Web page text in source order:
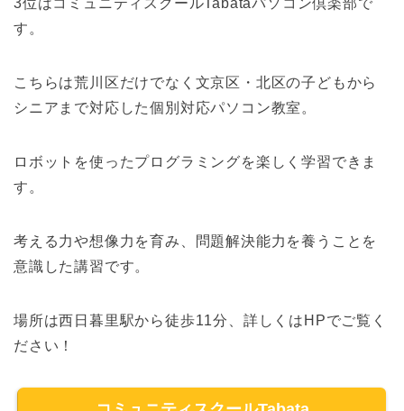
す。
こちらは荒川区だけでなく文京区・北区の子どもから
シニアまで対応した個別対応パソコン教室。
ロボットを使ったプログラミングを楽しく学習できま
す。
考える力や想像力を育み、問題解決能力を養うことを
意識した講習です。
場所は西日暮里駅から徒歩11分、詳しくはHPでご覧く
ださい！